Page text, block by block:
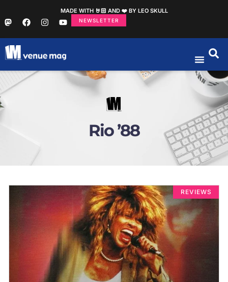
MADE WITH 🤘🏻 AND ❤️ BY LEO SKULL
NEWSLETTER
Rio ’88
REVIEWS